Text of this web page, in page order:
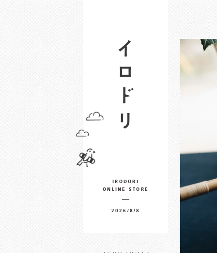
IRODORI
ONLINE STORE
2026/8/8